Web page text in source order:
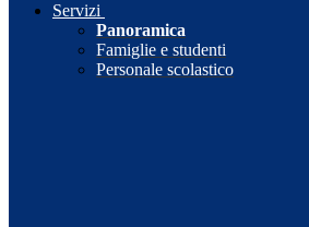
Servizi
Panoramica
Famiglie e studenti
Personale scolastico